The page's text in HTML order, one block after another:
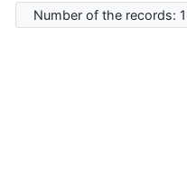
Number of the records: 1